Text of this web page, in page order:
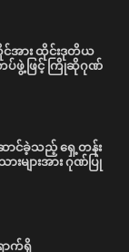
င်အား ထိုင်းဒုတိယ
တပ်ဖွဲ့ဖြင့် ကြိုဆိုဂုဏ်
ောင်ခဲ့သည့် ရှေ့တန်း
းများအား ဂုဏ်ပြု
ာက်ရှိ